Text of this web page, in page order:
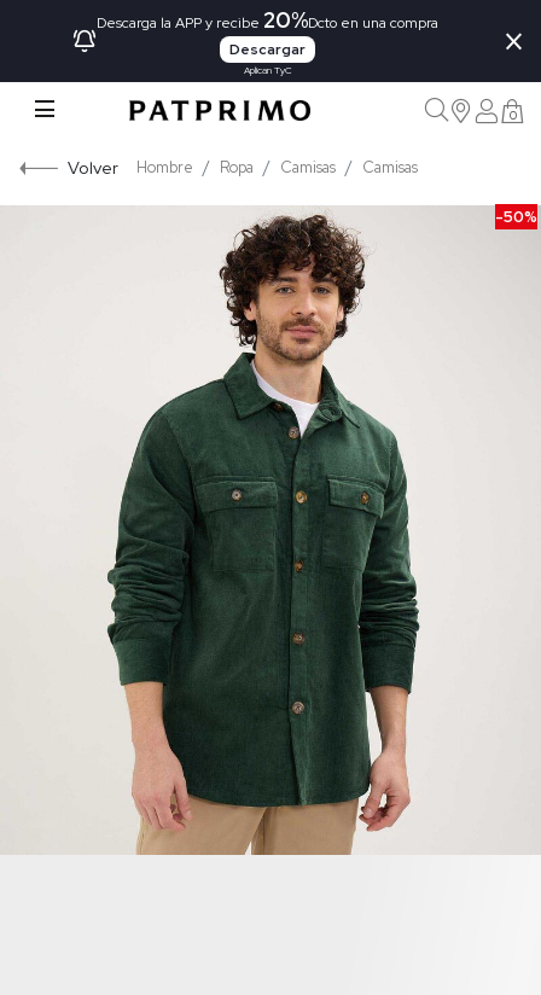
Descarga la APP y recibe 20%Dcto en una compra
Descargar
Aplican TyC
×
0
Volver Hombre Ropa Camisas Camisas
-50%